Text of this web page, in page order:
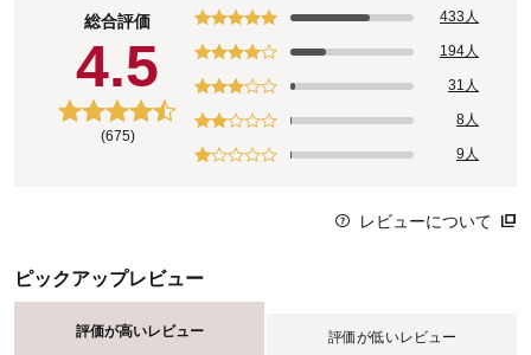
総合評価
4.5
(675)
433人
194人
31人
8人
9人
レビューについて
ピックアップレビュー
評価が高いレビュー 評価が低いレビュー